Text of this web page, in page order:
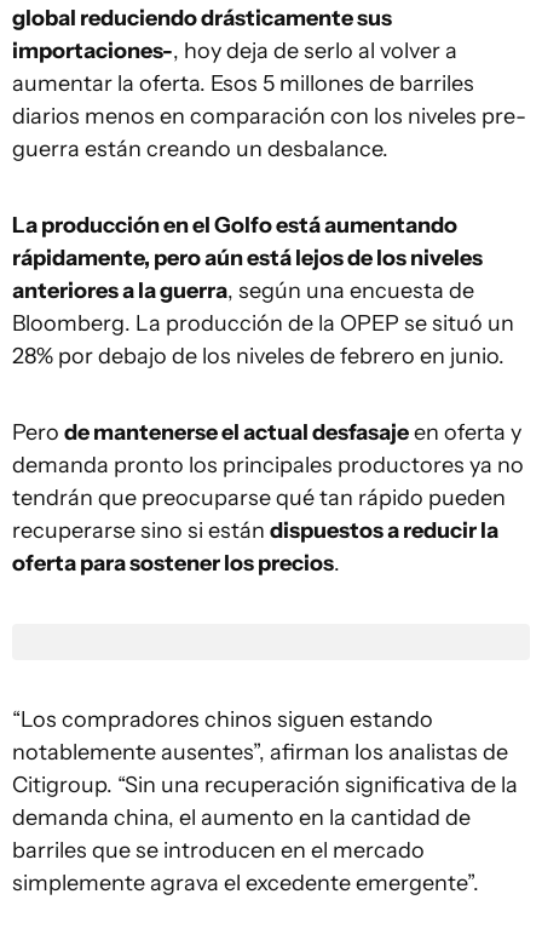
global reduciendo drásticamente sus
importaciones-, hoy deja de serlo al volver a
aumentar la oferta. Esos 5 millones de barriles
diarios menos en comparación con los niveles pre-
guerra están creando un desbalance.
La producción en el Golfo está aumentando
rápidamente, pero aún está lejos de los niveles
anteriores a la guerra, según una encuesta de
Bloomberg. La producción de la OPEP se situó un
28% por debajo de los niveles de febrero en junio.
Pero de mantenerse el actual desfasajeen oferta y
demanda pronto los principales productores ya no
tendrán que preocuparse qué tan rápido pueden
recuperarse sino si están dispuestos a reducir la
oferta para sostener los precios.
“Los compradores chinos siguen estando
notablemente ausentes”, afirman los analistas de
Citigroup. “Sin una recuperación significativa de la
demanda china, el aumento en la cantidad de
barriles que se introducen en el mercado
simplemente agrava el excedente emergente”.